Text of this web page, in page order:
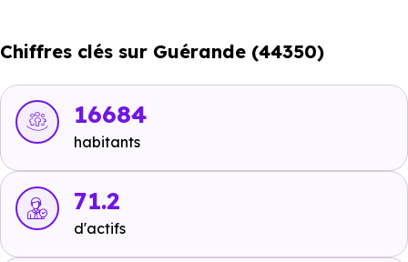
à 9.1 km, soit 11 min en voiture ou à 8.7 km, soit 1h 43
Bus :
Porte St Michel
à 421 m, soit 5 min à pied
Tramway : non disponible
Métro :non disponible
Chiffres clés sur Guérande (44350)
16684
habitants
71.2
d'actifs